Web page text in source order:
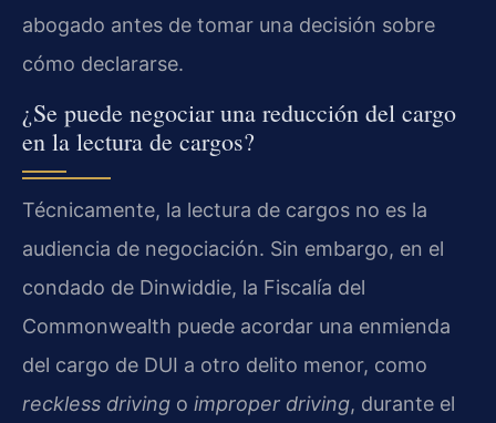
abogado antes de tomar una decisión sobre
cómo declararse.
¿Se puede negociar una reducción del cargo
en la lectura de cargos?
Técnicamente, la lectura de cargos no es la
audiencia de negociación. Sin embargo, en el
condado de Dinwiddie, la Fiscalía del
Commonwealth puede acordar una enmienda
del cargo de DUI a otro delito menor, como
reckless driving o improper driving, durante el